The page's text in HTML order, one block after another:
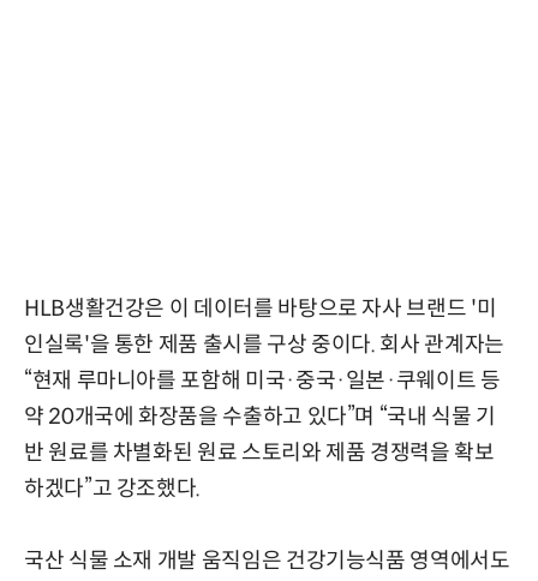
HLB생활건강은 이 데이터를 바탕으로 자사 브랜드 '미
인실록'을 통한 제품 출시를 구상 중이다. 회사 관계자는
“현재 루마니아를 포함해 미국·중국·일본·쿠웨이트 등
약 20개국에 화장품을 수출하고 있다”며 “국내 식물 기
반 원료를 차별화된 원료 스토리와 제품 경쟁력을 확보
하겠다”고 강조했다.
국산 식물 소재 개발 움직임은 건강기능식품 영역에서도